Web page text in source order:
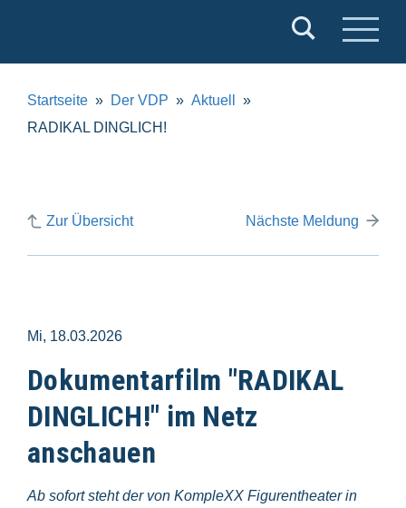
e.V.
Startseite Der VDP
Aktuell
RADIKAL DINGLICH!
Zur Übersicht Nächste Meldung
Mi, 18.03.2026
Dokumentarfilm "RADIKAL
DINGLICH!" im Netz
anschauen
Ab sofort steht der von KompleXX Figurentheater in